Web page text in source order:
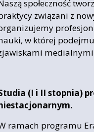
społeczność
związani z
w której
(I i II stopnia)
ramach programu